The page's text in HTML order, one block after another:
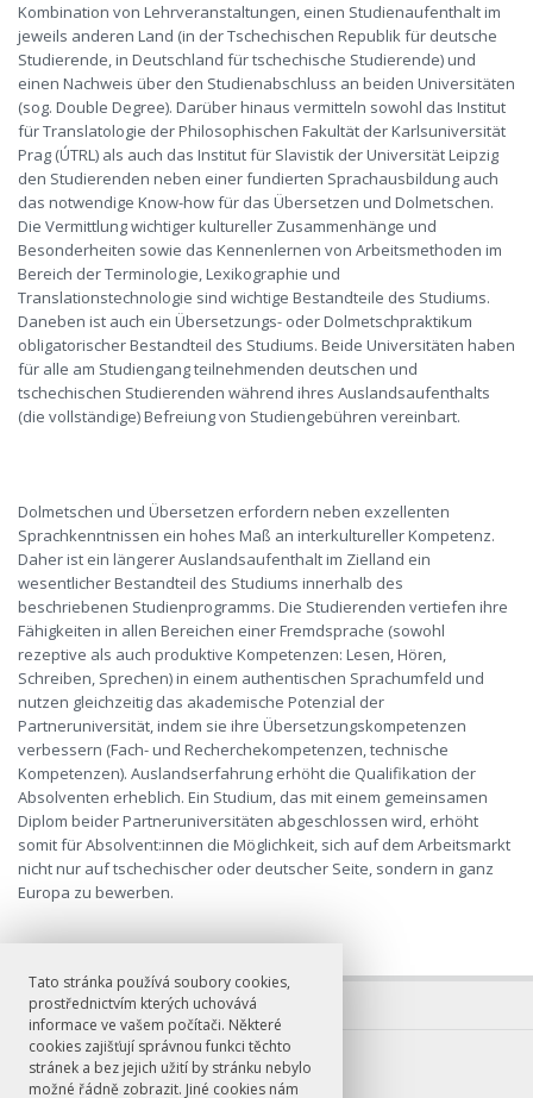
Tato stránka používá soubory cookies,
prostřednictvím kterých uchovává
informace ve vašem počítači. Některé
cookies zajišťují správnou funkci těchto
stránek a bez jejich užití by stránku nebylo
možné řádně zobrazit. Jiné cookies nám
Kombination von Lehrveranstaltungen, einen Studienaufenthalt im
jeweils anderen Land (in der Tschechischen Republik für deutsche
Studierende, in Deutschland für tschechische Studierende) und
einen Nachweis über den Studienabschluss an beiden Universitäten
(sog. Double Degree). Darüber hinaus vermitteln sowohl das Institut
für Translatologie der Philosophischen Fakultät der Karlsuniversität
Prag (ÚTRL) als auch das Institut für Slavistik der Universität Leipzig
den Studierenden neben einer fundierten Sprachausbildung auch
das notwendige Know-how für das Übersetzen und Dolmetschen.
Die Vermittlung wichtiger kultureller Zusammenhänge und
Besonderheiten sowie das Kennenlernen von Arbeitsmethoden im
Bereich der Terminologie, Lexikographie und
Translationstechnologie sind wichtige Bestandteile des Studiums.
Daneben ist auch ein Übersetzungs- oder Dolmetschpraktikum
obligatorischer Bestandteil des Studiums. Beide Universitäten haben
für alle am Studiengang teilnehmenden deutschen und
tschechischen Studierenden während ihres Auslandsaufenthalts
(die vollständige) Befreiung von Studiengebühren vereinbart.
Dolmetschen und Übersetzen erfordern neben exzellenten
Sprachkenntnissen ein hohes Maß an interkultureller Kompetenz.
Daher ist ein längerer Auslandsaufenthalt im Zielland ein
wesentlicher Bestandteil des Studiums innerhalb des
beschriebenen Studienprogramms. Die Studierenden vertiefen ihre
Fähigkeiten in allen Bereichen einer Fremdsprache (sowohl
rezeptive als auch produktive Kompetenzen: Lesen, Hören,
Schreiben, Sprechen) in einem authentischen Sprachumfeld und
nutzen gleichzeitig das akademische Potenzial der
Partneruniversität, indem sie ihre Übersetzungskompetenzen
verbessern (Fach- und Recherchekompetenzen, technische
Kompetenzen). Auslandserfahrung erhöht die Qualifikation der
Absolventen erheblich. Ein Studium, das mit einem gemeinsamen
Diplom beider Partneruniversitäten abgeschlossen wird, erhöht
somit für Absolvent:innen die Möglichkeit, sich auf dem Arbeitsmarkt
nicht nur auf tschechischer oder deutscher Seite, sondern in ganz
Europa zu bewerben.
E-mail